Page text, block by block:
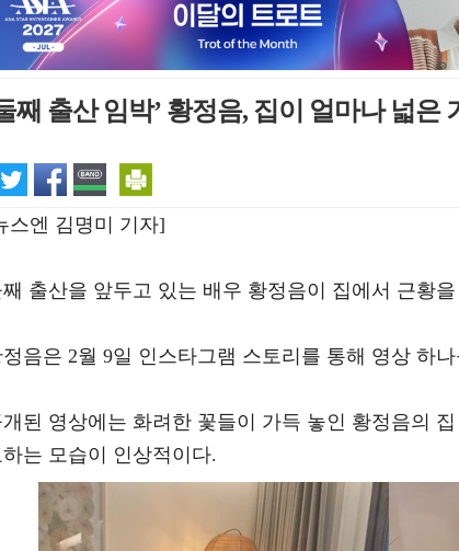
째 출산 임박’ 황정음, 집이 얼마나 넓은
스엔 김명미 기자]
째 출산을 앞두고 있는 배우 황정음이 집에서 근황
정음은 2월 9일 인스타그램 스토리를 통해 영상 하
개된 영상에는 화려한 꽃들이 가득 놓인 황정음의
하는 모습이 인상적이다.